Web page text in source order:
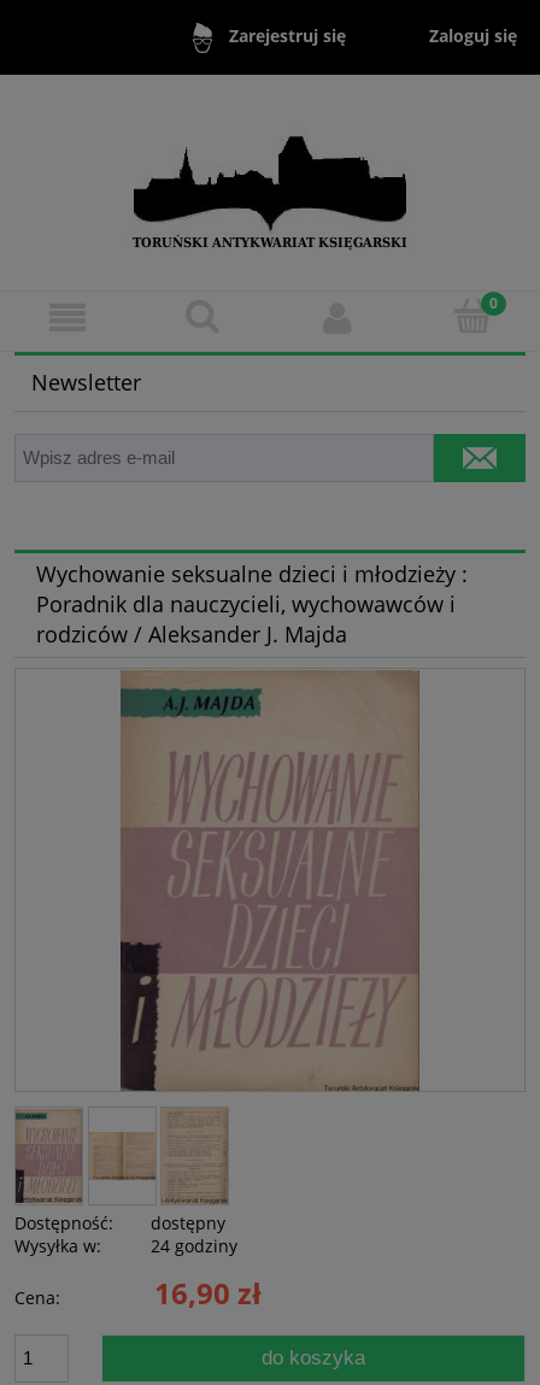
Zarejestruj się Zaloguj się
Newsletter
Wychowanie seksualne dzieci i młodzieży :
Poradnik dla nauczycieli, wychowawców i
rodziców / Aleksander J. Majda
Dostępność:
dostępny
Wysyłka w:
24 godziny
Cena: 16,90 zł
do koszyka